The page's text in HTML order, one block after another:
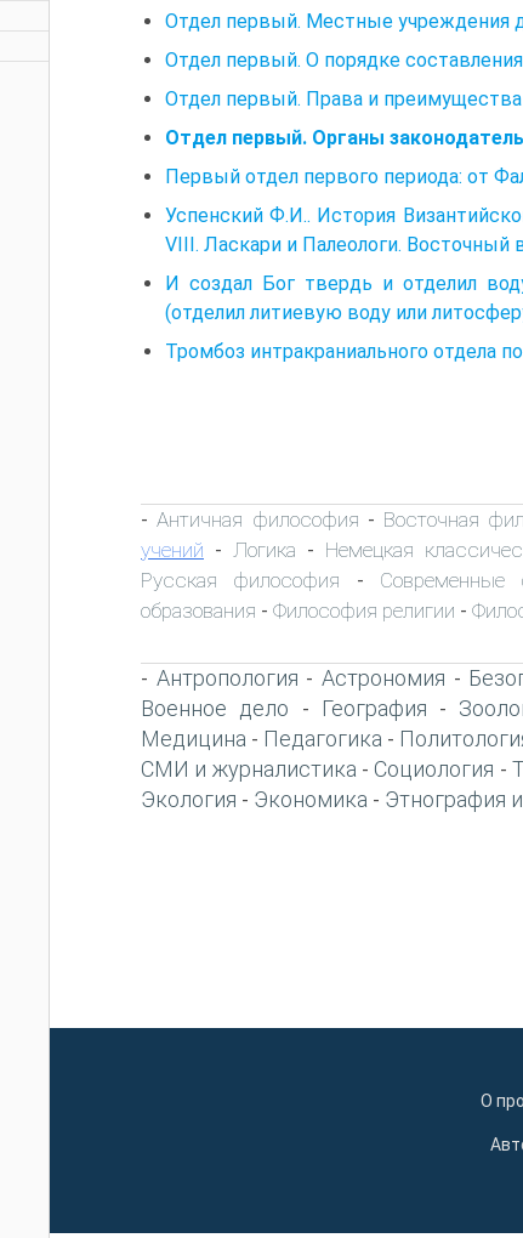
Отдел первый. Местные учреждения
Отдел первый. О порядке
Отдел первый. Права и
Отдел первый. Органы
Первый отдел первого периода: от
Успенский Ф.И.. История
VIII. Ласкари и Палеологи.
И создал Бог твердь и отделил
(отделил литиевую воду или
Тромбоз интракраниального отдела
-Античная философия - Восточная
учений - Логика - Немецкая
Русская философия - Современные
образования - Философия религии -
- Антропология -Астрономия -
Военное дело - География -
Медицина - Педагогика -
СМИ и журналистика - Социология -
Экология - Экономика - Этнография
О